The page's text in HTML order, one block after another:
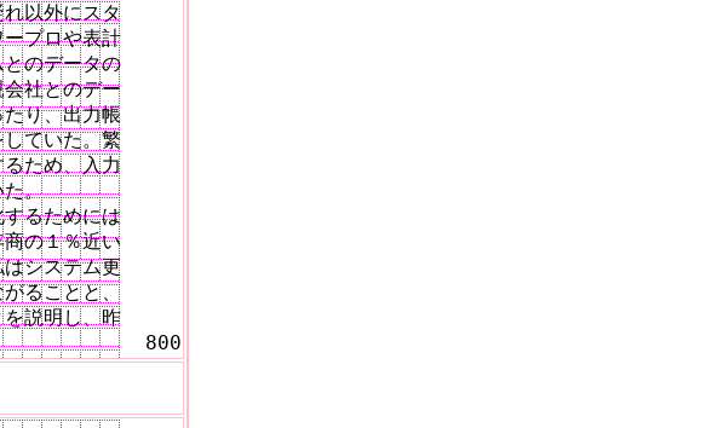
以外にスタ
プロや表計
のデータの
社とのデー
り、出力帳
ていた。繁
ため、入力
た。
るためには
の１％近い
システム更
ることと、
説明し、昨
　　　　　　  800